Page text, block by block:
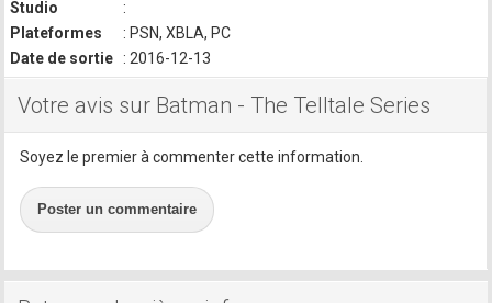
Studio
:
Plateformes
: PSN, XBLA, PC
Date de sortie
: 2016-12-13
Votre avis sur Batman - The Telltale Series
Soyez le premier à commenter cette information.
Poster un commentaire